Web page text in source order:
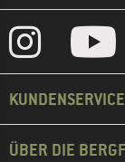
KUNDENSERVICE
ÜBER DIE